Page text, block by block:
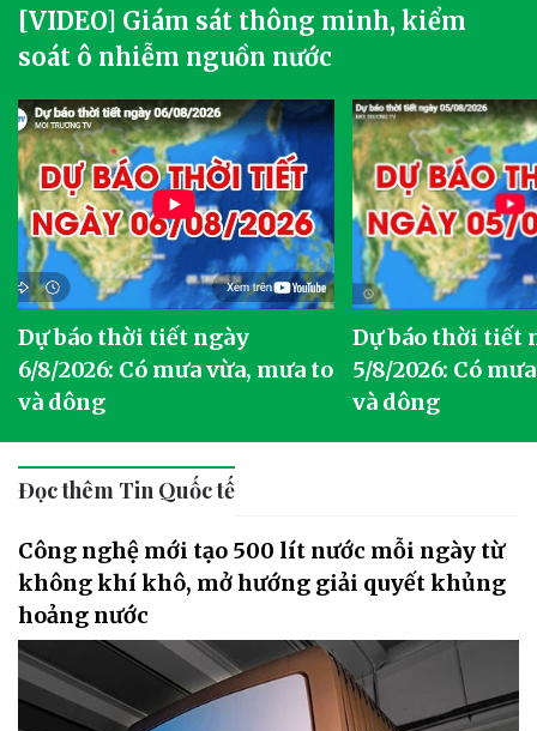
[VIDEO] Giám sát thông minh, kiểm
soát ô nhiễm nguồn nước
Dự báo thời tiết ngày
6/8/2026: Có mưa vừa, mưa to
và dông
Dự báo thời tiết
5/8/2026: Có
và dông
Đọc thêm Tin Quốc tế
Công nghệ mới tạo 500 lít nước mỗi ngày từ
không khí khô, mở hướng giải quyết khủng
hoảng nước